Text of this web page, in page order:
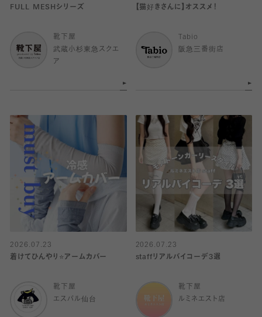
FULL MESHシリーズ
靴下屋
武蔵小杉東急スクエ
ア
【猫好きさんに】オススメ！
Tabio
阪急三番街店
2026.07.23
着けてひんやり⭐️アームカバー
靴下屋
エスパル仙台
2026.07.23
staffリアルバイコーデ3選
靴下屋
ルミネエスト店